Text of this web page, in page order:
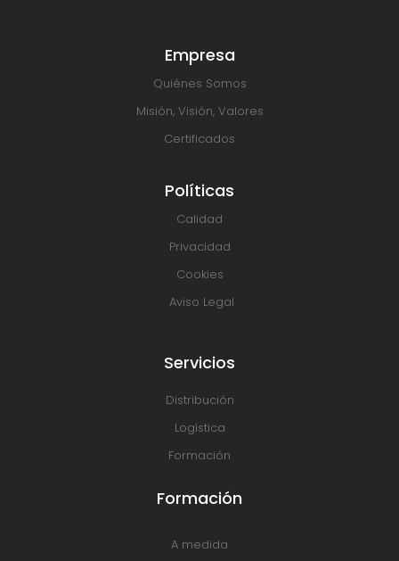
Empresa
Quiénes Somos
Misión, Visión, Valores
Certificados
Políticas
Calidad
Privacidad
Cookies
Aviso Legal
Servicios
Distribución
Logística
Formación
Formación
A medida